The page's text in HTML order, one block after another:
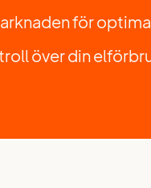
för
över din